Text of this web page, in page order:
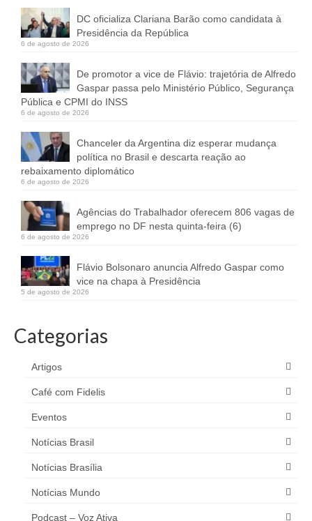
DC oficializa Clariana Barão como candidata à
Presidência da República
6 de agosto de 2026
De promotor a vice de Flávio: trajetória de Alfredo
Gaspar passa pelo Ministério Público, Segurança
Pública e CPMI do INSS
6 de agosto de 2026
Chanceler da Argentina diz esperar mudança
política no Brasil e descarta reação ao
rebaixamento diplomático
6 de agosto de 2026
Agências do Trabalhador oferecem 806 vagas de
emprego no DF nesta quinta-feira (6)
6 de agosto de 2026
Flávio Bolsonaro anuncia Alfredo Gaspar como
vice na chapa à Presidência
5 de agosto de 2026
Categorias
Artigos
Café com Fidelis
Eventos
Notícias Brasil
Notícias Brasília
Notícias Mundo
Podcast – Voz Ativa